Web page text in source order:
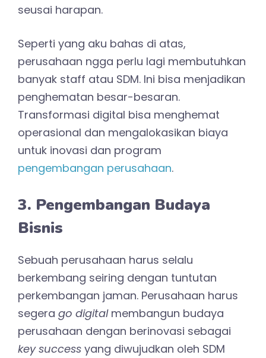
seusai harapan.
Seperti yang aku bahas di atas,
perusahaan ngga perlu lagi membutuhkan
banyak staff atau SDM. Ini bisa menjadikan
penghematan besar-besaran.
Transformasi digital bisa menghemat
operasional dan mengalokasikan biaya
untuk inovasi dan program
pengembangan perusahaan.
3. Pengembangan Budaya
Bisnis
Sebuah perusahaan harus selalu
berkembang seiring dengan tuntutan
perkembangan jaman. Perusahaan harus
segera go digitalmembangun budaya
perusahaan dengan berinovasi sebagai
key success yang diwujudkan oleh SDM